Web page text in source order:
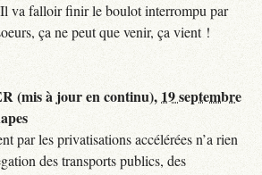
Il va falloir finir le boulot interrompu par
ça ne peut que venir, ça vient !
(mis à jour en continu), 19 septembre
par les privatisations accélérées n’a rien
des transports publics, des